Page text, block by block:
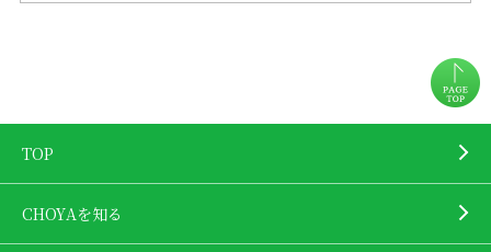
TOP
CHOYAを知る